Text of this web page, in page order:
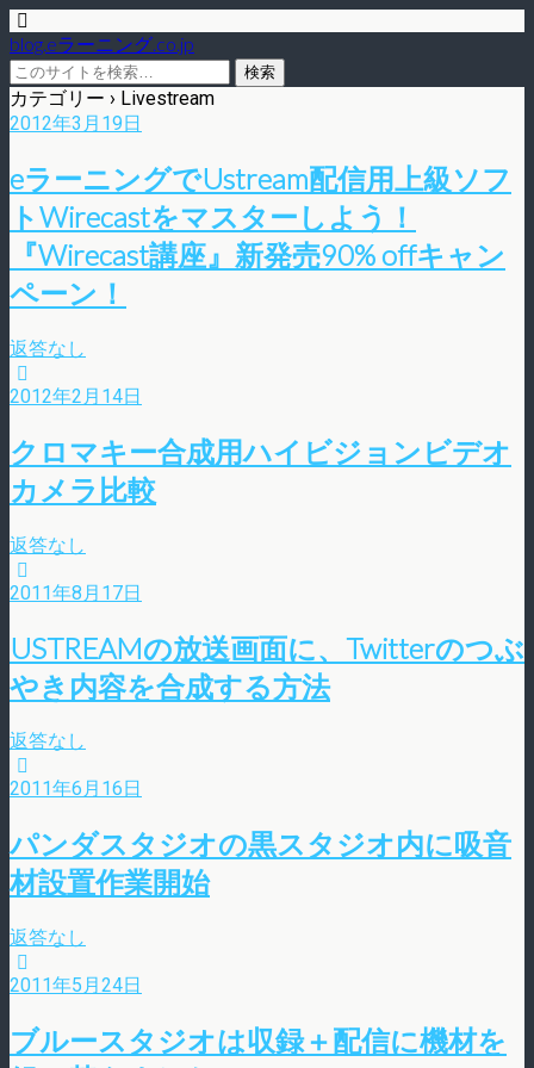
blog.eラーニング.co.jp
カテゴリー › Livestream
2012年3月19日
eラーニングでUstream配信用上級ソフ
トWirecastをマスターしよう！
『Wirecast講座』新発売90% offキャン
ペーン！
返答なし
2012年2月14日
クロマキー合成用ハイビジョンビデオ
カメラ比較
返答なし
2011年8月17日
USTREAMの放送画面に、Twitterのつぶ
やき内容を合成する方法
返答なし
2011年6月16日
パンダスタジオの黒スタジオ内に吸音
材設置作業開始
返答なし
2011年5月24日
ブルースタジオは収録＋配信に機材を